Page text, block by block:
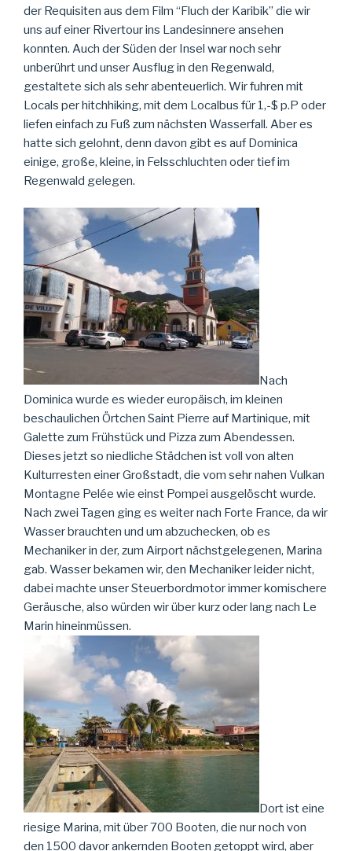
der Requisiten aus dem Film “Fluch der Karibik” die wir
uns auf einer Rivertour ins Landesinnere ansehen
konnten. Auch der Süden der Insel war noch sehr
unberührt und unser Ausflug in den Regenwald,
gestaltete sich als sehr abenteuerlich. Wir fuhren mit
Locals per hitchhiking, mit dem Localbus für 1,-$ p.P oder
liefen einfach zu Fuß zum nächsten Wasserfall. Aber es
hatte sich gelohnt, denn davon gibt es auf Dominica
einige, große, kleine, in Felsschluchten oder tief im
Regenwald gelegen.
Nach
Dominica wurde es wieder europäisch, im kleinen
beschaulichen Örtchen Saint Pierre auf Martinique, mit
Galette zum Frühstück und Pizza zum Abendessen.
Dieses jetzt so niedliche Städchen ist voll von alten
Kulturresten einer Großstadt, die vom sehr nahen Vulkan
Montagne Pelée wie einst Pompei ausgelöscht wurde.
Nach zwei Tagen ging es weiter nach Forte France, da wir
Wasser brauchten und um abzuchecken, ob es
Mechaniker in der, zum Airport nächstgelegenen, Marina
gab. Wasser bekamen wir, den Mechaniker leider nicht,
dabei machte unser Steuerbordmotor immer komischere
Geräusche, also würden wir über kurz oder lang nach Le
Marin hineinmüssen.
Dort ist eine
riesige Marina, mit über 700 Booten, die nur noch von
den 1500 davor ankernden Booten getoppt wird, aber